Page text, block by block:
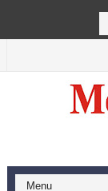
Berhasil